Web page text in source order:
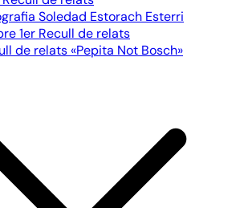
Soledad Estorach Esterri
1er Recull de relats
de relats «Pepita Not Bosch»